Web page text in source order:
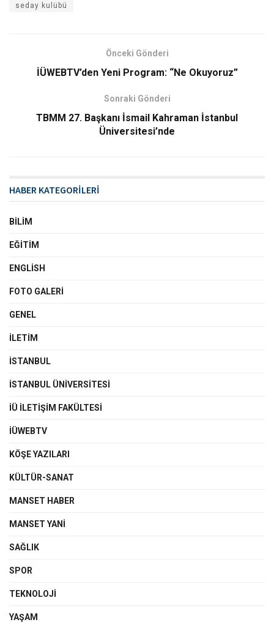
seday kulübü
Önceki Gönderi
İÜWEBTV’den Yeni Program: “Ne Okuyoruz”
Sonraki Gönderi
TBMM 27. Başkanı İsmail Kahraman İstanbul
Üniversitesi’nde
HABER KATEGORİLERİ
BILIM
EĞITIM
ENGLISH
FOTO GALERI
GENEL
İLETIM
İSTANBUL
İSTANBUL ÜNIVERSITESI
İÜ İLETIŞIM FAKÜLTESI
İÜWEBTV
KÖŞE YAZILARI
KÜLTÜR-SANAT
MANSET HABER
MANSET YANI
SAĞLIK
SPOR
TEKNOLOJI
YAŞAM